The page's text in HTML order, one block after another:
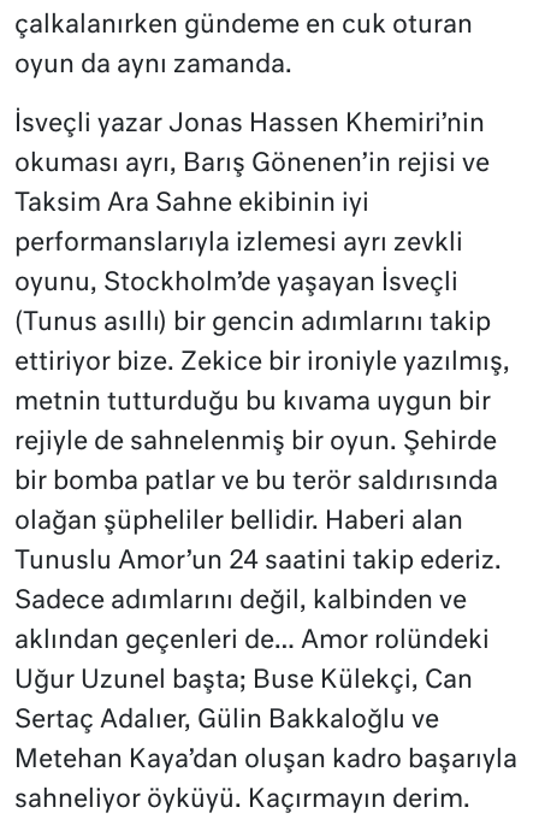
çalkalanırken gündeme en cuk oturan
oyun da aynı zamanda.
İsveçli yazar Jonas Hassen Khemiri’nin
okuması ayrı, Barış Gönenen’in rejisi ve
Taksim Ara Sahne ekibinin iyi
performanslarıyla izlemesi ayrı zevkli
oyunu, Stockholm’de yaşayan İsveçli
(Tunus asıllı) bir gencin adımlarını takip
ettiriyor bize. Zekice bir ironiyle yazılmış,
metnin tutturduğu bu kıvama uygun bir
rejiyle de sahnelenmiş bir oyun. Şehirde
bir bomba patlar ve bu terör saldırısında
olağan şüpheliler bellidir. Haberi alan
Tunuslu Amor’un 24 saatini takip ederiz.
Sadece adımlarını değil, kalbinden ve
aklından geçenleri de… Amor rolündeki
Uğur Uzunel başta; Buse Külekçi, Can
Sertaç Adalıer, Gülin Bakkaloğlu ve
Metehan Kaya’dan oluşan kadro başarıyla
sahneliyor öyküyü. Kaçırmayın derim.